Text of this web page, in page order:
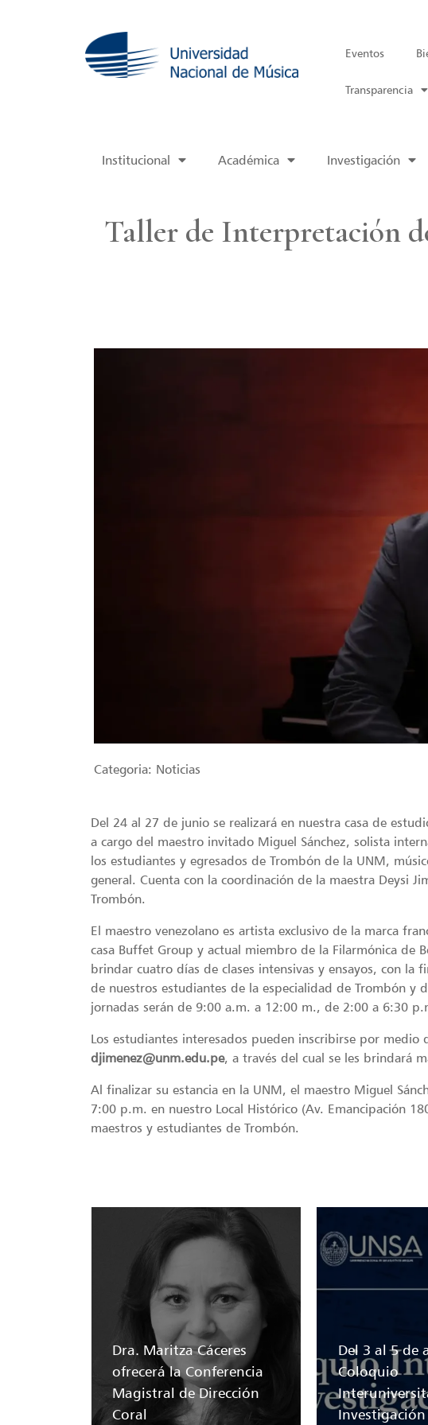
Eventos
Transparencia
Institucional Académica Investigación
Taller de Interpretación
Categoria: Noticias
Del 24 al 27 de junio se realizará en nuestra casa de
a cargo del maestro invitado Miguel Sánchez, solista
los estudiantes y egresados de Trombón de la UNM,
general. Cuenta con la coordinación de la maestra Deysi
Trombón.
El maestro venezolano es artista exclusivo de la marca
casa Buffet Group y actual miembro de la Filarmónica de
brindar cuatro días de clases intensivas y ensayos, con la
de nuestros estudiantes de la especialidad de Trombón y
jornadas serán de 9:00 a.m. a 12:00 m., de 2:00 a 6:30
Los estudiantes interesados pueden inscribirse por medio
djimenez@unm.edu.pe, a través del cual se les brindará
Al finalizar su estancia en la UNM, el maestro Miguel
7:00 p.m. en nuestro Local Histórico (Av. Emancipación
maestros y estudiantes de Trombón.
Dra. Maritza Cáceres
ofrecerá la Conferencia
Magistral de Dirección
Coral
Del 3 al 5 de
Coloquio